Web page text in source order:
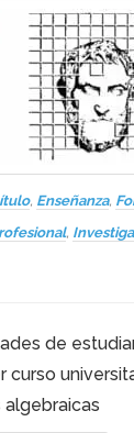
, Enseñanza,
,
de
curso